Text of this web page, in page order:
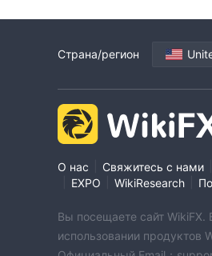
Страна/регион
О нас Свяжитесь с нами
EXPO WikiResearch
Вы посещаете сайт
использовании продуктов